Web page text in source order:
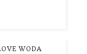
WODA